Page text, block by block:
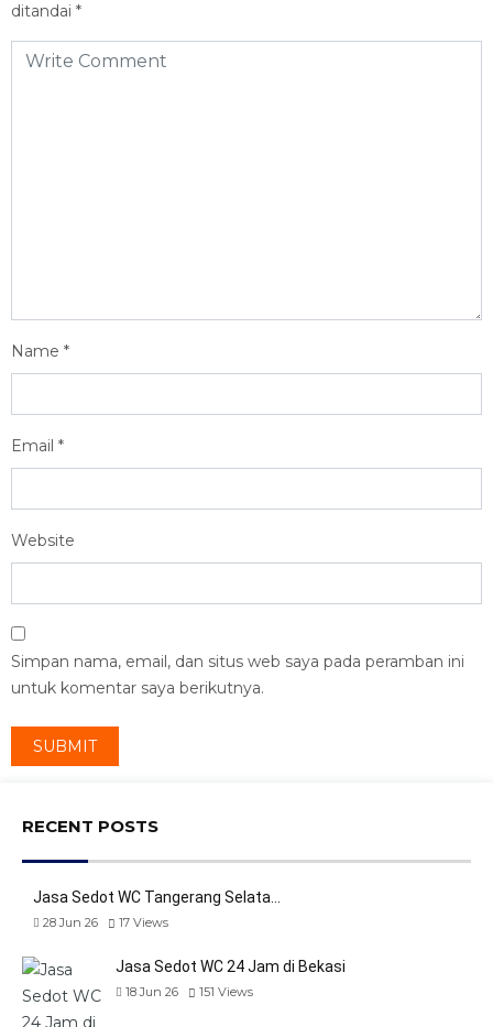
ditandai *
Name *
Email *
Website
Simpan nama, email, dan situs web saya pada peramban ini
untuk komentar saya berikutnya.
RECENT POSTS
Jasa Sedot WC Tangerang Selata…
28 Jun 26 17 Views
Jasa Sedot WC 24 Jam di Bekasi
18 Jun 26 151 Views